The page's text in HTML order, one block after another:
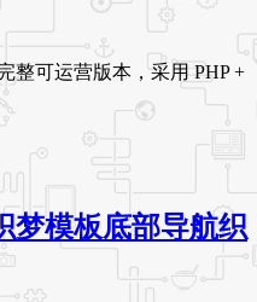
整可运营版本，采用 PHP +
梦模板底部导航织